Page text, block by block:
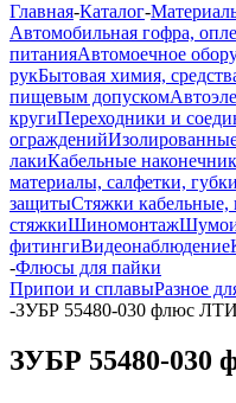
Главная-Каталог-
Автомобильная гофра,
питанияАвтомоечное
рукБытовая химия,
пищевым допуском
кругиПереходники и
ограждений
лакиКабельные
материалы, салфетки, губки
защитыСтяжки кабельные,
стяжкиШиномонтаж
фитингиВидеонаблюдение
-Флюсы для пайки
Припои и сплавыРазное
-ЗУБР 55480-030 флюс
ЗУБР 55480-030